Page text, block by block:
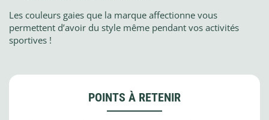
Les couleurs gaies que la marque affectionne vous
permettent d’avoir du style même pendant vos activités
sportives !
POINTS À RETENIR